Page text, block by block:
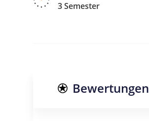
3 Semester
Bewertungen